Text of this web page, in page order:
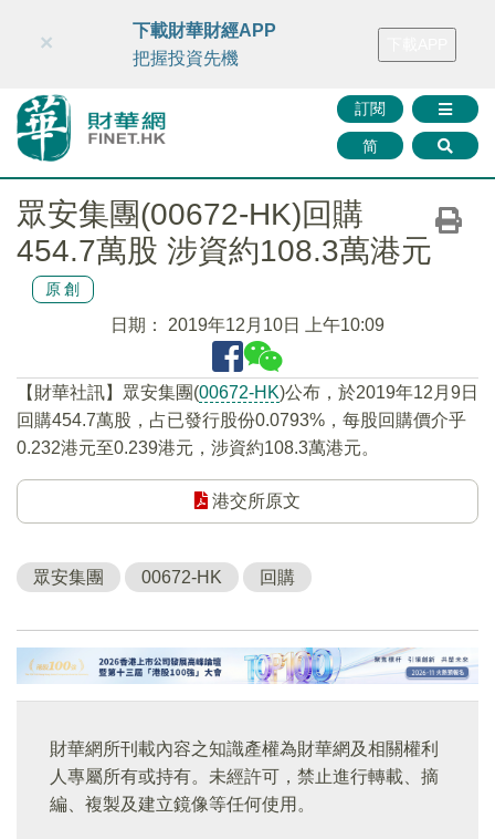
財華智庫網 FINTV FINMETA 財華證券 媒體矩陣
訂閱
简
×
下載財華財經APP
把握投資先機
眾安集團(00672-HK)回購
454.7萬股 涉資約108.3萬港元
原創
日期： 2019年12月10日 上午10:09
【財華社訊】眾安集團(00672-HK)公布，於2019年12月9日
回購454.7萬股，占已發行股份0.0793%，每股回購價介乎
0.232港元至0.239港元，涉資約108.3萬港元。
港交所原文
眾安集團 00672-HK 回購
財華網所刊載內容之知識產權為財華網及相關權利
人專屬所有或持有。未經許可，禁止進行轉載、摘
編、複製及建立鏡像等任何使用。